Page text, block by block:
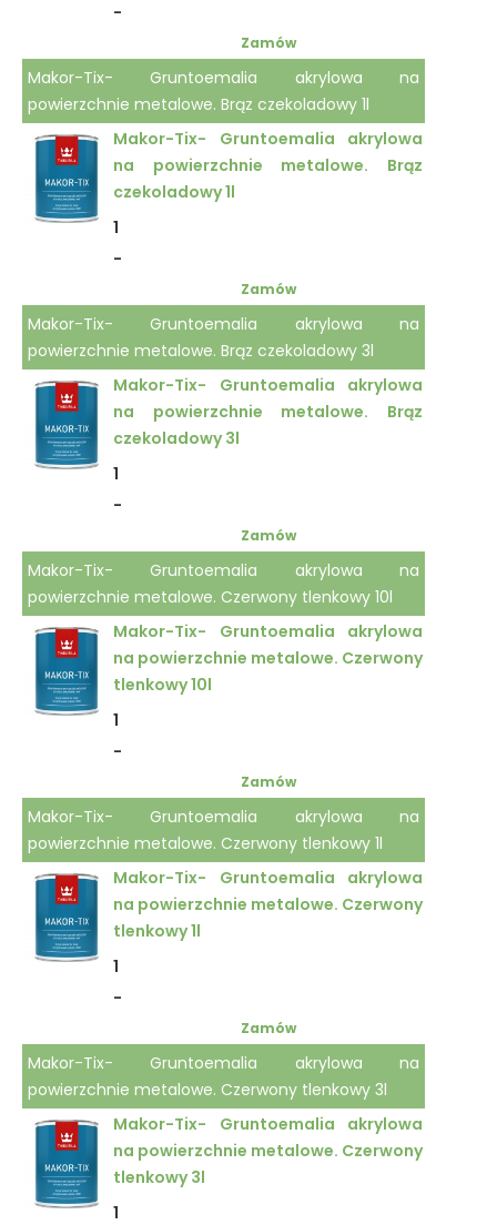
-
Zamów
Makor-Tix- Gruntoemalia akrylowa na
powierzchnie metalowe. Brąz czekoladowy 1l
Makor-Tix- Gruntoemalia akrylowa
na powierzchnie metalowe. Brąz
czekoladowy 1l
1
-
Zamów
Makor-Tix- Gruntoemalia akrylowa na
powierzchnie metalowe. Brąz czekoladowy 3l
Makor-Tix- Gruntoemalia akrylowa
na powierzchnie metalowe. Brąz
czekoladowy 3l
1
-
Zamów
Makor-Tix- Gruntoemalia akrylowa na
powierzchnie metalowe. Czerwony tlenkowy 10l
Makor-Tix- Gruntoemalia akrylowa
na powierzchnie metalowe. Czerwony
tlenkowy 10l
1
-
Zamów
Makor-Tix- Gruntoemalia akrylowa na
powierzchnie metalowe. Czerwony tlenkowy 1l
Makor-Tix- Gruntoemalia akrylowa
na powierzchnie metalowe. Czerwony
tlenkowy 1l
1
-
Zamów
Makor-Tix- Gruntoemalia akrylowa na
powierzchnie metalowe. Czerwony tlenkowy 3l
Makor-Tix- Gruntoemalia akrylowa
na powierzchnie metalowe. Czerwony
tlenkowy 3l
1